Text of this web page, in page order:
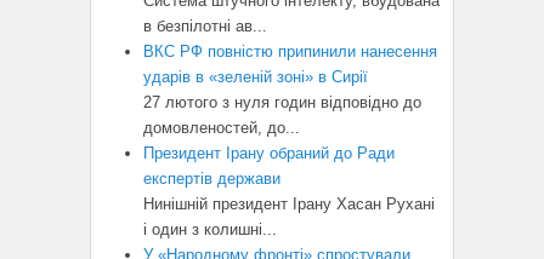
в безпілотні ав...
ВКС РФ повністю припинили нанесення
ударів в «зеленій зоні» в Сирії
27 лютого з нуля годин відповідно до
домовленостей, до...
Президент Ірану обраний до Ради
експертів держави
Нинішній президент Ірану Хасан Рухані
і один з колишні...
У «Народному фронті» спростували